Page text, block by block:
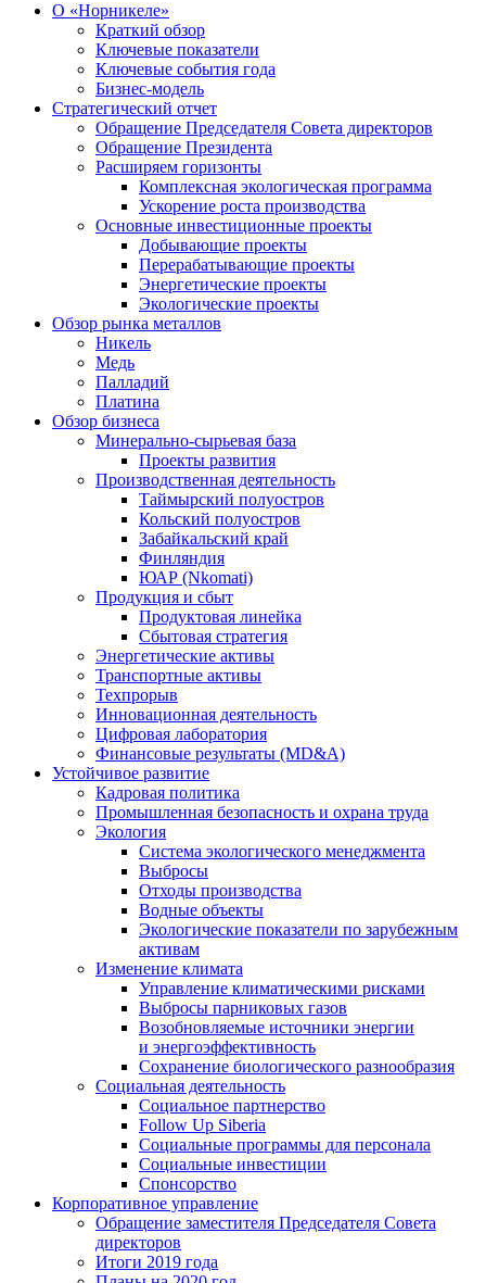
О «Норникеле»
Краткий обзор
Ключевые показатели
Ключевые события года
Бизнес-модель
Стратегический отчет
Обращение Председателя Совета директоров
Обращение Президента
Расширяем горизонты
Комплексная экологическая программа
Ускорение роста производства
Основные инвестиционные проекты
Добывающие проекты
Перерабатывающие проекты
Энергетические проекты
Экологические проекты
Обзор рынка металлов
Никель
Медь
Палладий
Платина
Обзор бизнеса
Минерально-сырьевая база
Проекты развития
Производственная деятельность
Таймырский полуостров
Кольский полуостров
Забайкальский край
Финляндия
ЮАР (Nkomati)
Продукция и сбыт
Продуктовая линейка
Сбытовая стратегия
Энергетические активы
Транспортные активы
Техпрорыв
Инновационная деятельность
Цифровая лаборатория
Финансовые результаты (MD&A)
Устойчивое развитие
Кадровая политика
Промышленная безопасность и охрана труда
Экология
Система экологического менеджмента
Выбросы
Отходы производства
Водные объекты
Экологические показатели по зарубежным
активам
Изменение климата
Управление климатическими рисками
Выбросы парниковых газов
Возобновляемые источники энергии
и энергоэффективность
Сохранение биологического разнообразия
Социальная деятельность
Социальное партнерство
Follow Up Siberia
Социальные программы для персонала
Социальные инвестиции
Спонсорство
Корпоративное управление
Обращение заместителя Председателя Совета
директоров
Итоги 2019 года